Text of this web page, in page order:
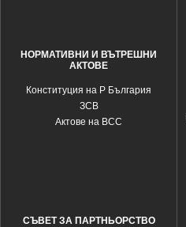
НОРМАТИВНИ И ВЪТРЕШНИ
АКТОВЕ
Конституция на Р България
ЗСВ
Актове на ВСС
СЪВЕТ ЗА ПАРТНЬОРСТВО